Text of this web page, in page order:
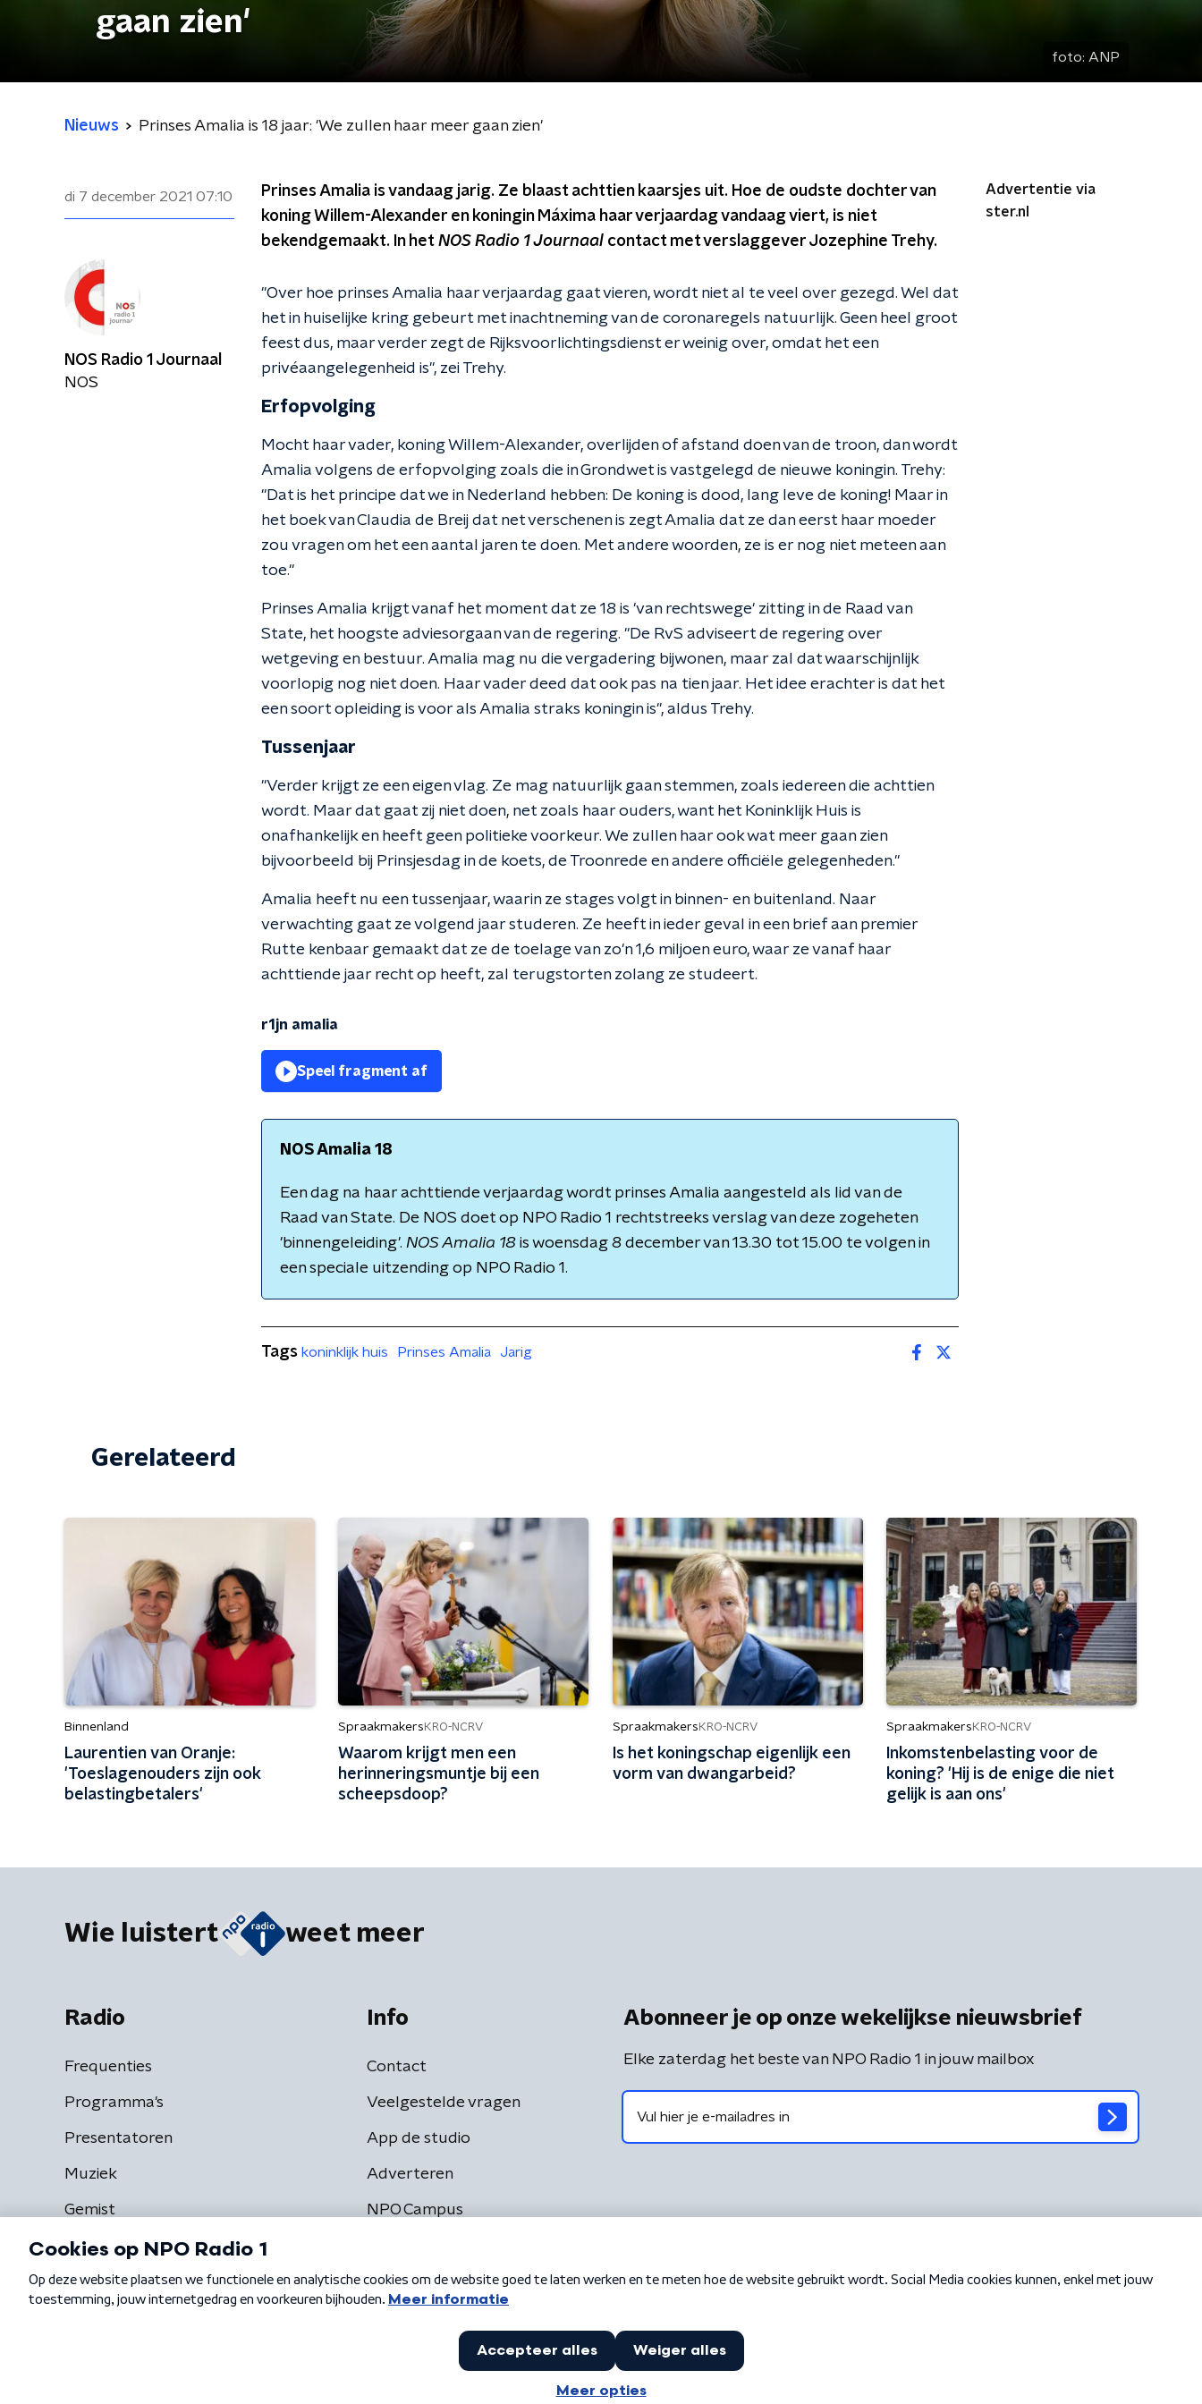
gaan zien'
foto: ANP
Nieuws Prinses Amalia is 18 jaar: 'We zullen haar meer gaan zien'
di 7 december 2021 07:10
Prinses Amalia is vandaag jarig. Ze blaast achttien kaarsjes uit. Hoe de oudste dochter van
koning Willem-Alexander en koningin Máxima haar verjaardag vandaag viert, is niet
bekendgemaakt. In het NOS Radio 1 Journaal contact met verslaggever Jozephine Trehy.
"Over hoe prinses Amalia haar verjaardag gaat vieren, wordt niet al te veel over gezegd. Wel dat
het in huiselijke kring gebeurt met inachtneming van de coronaregels natuurlijk. Geen heel groot
feest dus, maar verder zegt de Rijksvoorlichtingsdienst er weinig over, omdat het een
privéaangelegenheid is", zei Trehy.
Erfopvolging
Mocht haar vader, koning Willem-Alexander, overlijden of afstand doen van de troon, dan wordt
Amalia volgens de erfopvolging zoals die in Grondwet is vastgelegd de nieuwe koningin. Trehy:
"Dat is het principe dat we in Nederland hebben: De koning is dood, lang leve de koning! Maar in
het boek van Claudia de Breij dat net verschenen is zegt Amalia dat ze dan eerst haar moeder
zou vragen om het een aantal jaren te doen. Met andere woorden, ze is er nog niet meteen aan
toe."
Prinses Amalia krijgt vanaf het moment dat ze 18 is 'van rechtswege' zitting in de Raad van
State, het hoogste adviesorgaan van de regering. "De RvS adviseert de regering over
wetgeving en bestuur. Amalia mag nu die vergadering bijwonen, maar zal dat waarschijnlijk
voorlopig nog niet doen. Haar vader deed dat ook pas na tien jaar. Het idee erachter is dat het
een soort opleiding is voor als Amalia straks koningin is", aldus Trehy.
Tussenjaar
"Verder krijgt ze een eigen vlag. Ze mag natuurlijk gaan stemmen, zoals iedereen die achttien
wordt. Maar dat gaat zij niet doen, net zoals haar ouders, want het Koninklijk Huis is
onafhankelijk en heeft geen politieke voorkeur. We zullen haar ook wat meer gaan zien
bijvoorbeeld bij Prinsjesdag in de koets, de Troonrede en andere officiële gelegenheden."
Amalia heeft nu een tussenjaar, waarin ze stages volgt in binnen- en buitenland. Naar
verwachting gaat ze volgend jaar studeren. Ze heeft in ieder geval in een brief aan premier
Rutte kenbaar gemaakt dat ze de toelage van zo'n 1,6 miljoen euro, waar ze vanaf haar
achttiende jaar recht op heeft, zal terugstorten zolang ze studeert.
r1jn amalia
Speel fragment af
NOS Amalia 18
Een dag na haar achttiende verjaardag wordt prinses Amalia aangesteld als lid van de
Raad van State. De NOS doet op NPO Radio 1 rechtstreeks verslag van deze zogeheten
'binnengeleiding'. NOS Amalia 18 is woensdag 8 december van 13.30 tot 15.00 te volgen in
een speciale uitzending op NPO Radio 1.
Advertentie via
ster.nl
NOS Radio 1 Journaal
NOS
Tags koninklijk huis Prinses Amalia Jarig
Gerelateerd
Binnenland
Laurentien van Oranje:
'Toeslagenouders zijn ook
belastingbetalers'
Spraakmakers KRO-NCRV
Waarom krijgt men een
herinneringsmuntje bij een
scheepsdoop?
Spraakmakers KRO-NCRV
Is het koningschap eigenlijk een
vorm van dwangarbeid?
Spraakmakers KRO-NCRV
Inkomstenbelasting voor de
koning? 'Hij is de enige die niet
gelijk is aan ons'
Wie luistert weet meer
Radio
Frequenties
Programma's
Presentatoren
Muziek
Gemist
Info
Contact
Veelgestelde vragen
App de studio
Adverteren
NPO Campus
Abonneer je op onze wekelijkse nieuwsbrief
Elke zaterdag het beste van NPO Radio 1 in jouw mailbox
Algemene voorwaarden Privacybeleid